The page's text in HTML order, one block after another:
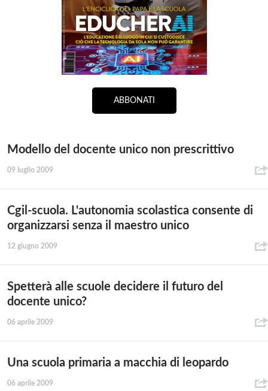
ABBONATI
Modello del docente unico non prescrittivo
09 luglio 2009
Cgil-scuola. L'autonomia scolastica consente di
organizzarsi senza il maestro unico
12 giugno 2009
Spetterà alle scuole decidere il futuro del
docente unico?
06 aprile 2009
Una scuola primaria a macchia di leopardo
06 aprile 2009